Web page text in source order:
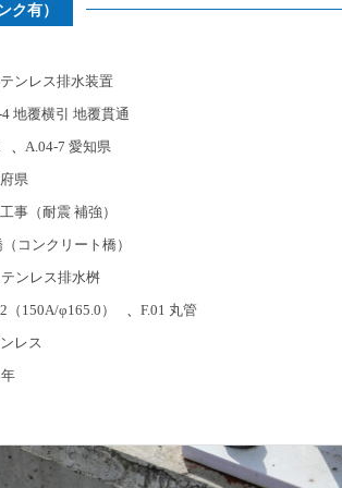
ク有）
ンレス排水装置
4 地覆横引 地覆貫通
A.04-7 愛知県
県
事（耐震 補強）
コンクリート橋）
ンレス排水桝
（150A/φ165.0） 、F.01 丸管
レス